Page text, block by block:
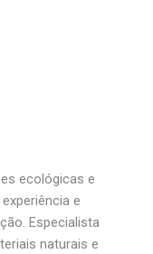
ecológicas e
e
Especialista
naturais e